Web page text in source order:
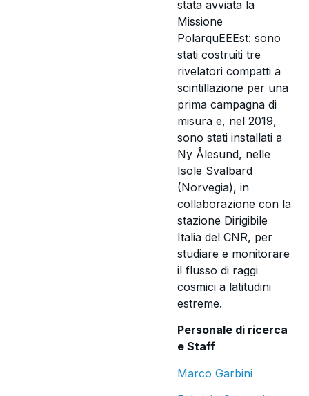
stata avviata la
Missione
PolarquEEEst: sono
stati costruiti tre
rivelatori compatti a
scintillazione per una
prima campagna di
misura e, nel 2019,
sono stati installati a
Ny Ålesund, nelle
Isole Svalbard
(Norvegia), in
collaborazione con la
stazione Dirigibile
Italia del CNR, per
studiare e monitorare
il flusso di raggi
cosmici a latitudini
estreme.
Personale di ricerca
e Staff
Marco Garbini